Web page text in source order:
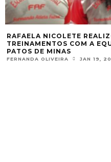
NICOLETE REALIZOU
COM A EQUIPE
DE MINAS
OLIVEIRA JAN 19, 2018